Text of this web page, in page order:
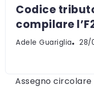
Codice
compilare
Adele Guariglia 28/
Assegno